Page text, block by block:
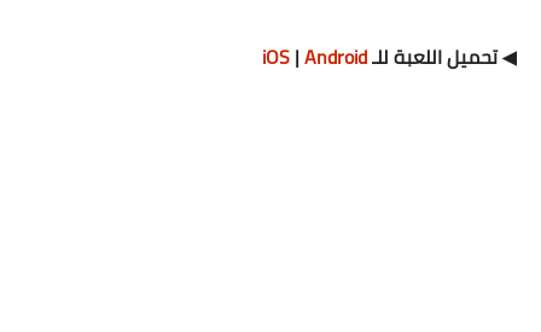
◀ تحميل اللعبة للـ iOS|Android